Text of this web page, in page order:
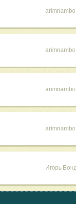
arimnambo
arimnambo
arimnambo
arimnambo
Игорь